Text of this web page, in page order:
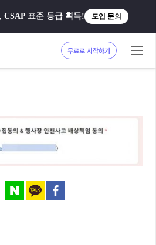
CSAP 표준 등급 획득! 도입 문의
무료로 시작하기